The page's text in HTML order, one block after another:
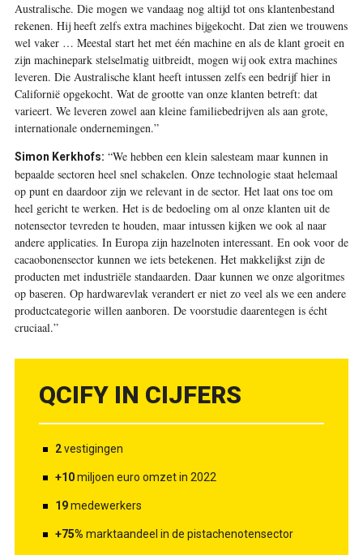
Australische. Die mogen we vandaag nog altijd tot ons klantenbestand
rekenen. Hij heeft zelfs extra machines bijgekocht. Dat zien we trouwens
wel vaker … Meestal start het met één machine en als de klant groeit en
zijn machinepark stelselmatig uitbreidt, mogen wij ook extra machines
leveren. Die Australische klant heeft intussen zelfs een bedrijf hier in
Californië opgekocht. Wat de grootte van onze klanten betreft: dat
varieert. We leveren zowel aan kleine familiebedrijven als aan grote,
internationale ondernemingen.”
Simon Kerkhofs: “We hebben een klein salesteam maar kunnen in
bepaalde sectoren heel snel schakelen. Onze technologie staat helemaal
op punt en daardoor zijn we relevant in de sector. Het laat ons toe om
heel gericht te werken. Het is de bedoeling om al onze klanten uit de
notensector tevreden te houden, maar intussen kijken we ook al naar
andere applicaties. In Europa zijn hazelnoten interessant. En ook voor de
cacaobonensector kunnen we iets betekenen. Het makkelijkst zijn de
producten met industriële standaarden. Daar kunnen we onze algoritmes
op baseren. Op hardwarevlak verandert er niet zo veel als we een andere
productcategorie willen aanboren. De voorstudie daarentegen is écht
cruciaal.”
QCIFY IN CIJFERS
2vestigingen
+10miljoen euro omzet in 2022
19medewerkers
+75% marktaandeel in de pistachenotensector